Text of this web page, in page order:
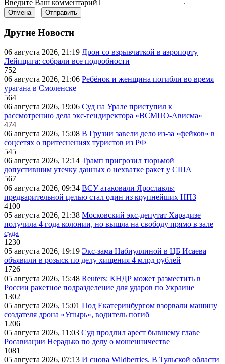
Введите Ваш комментарий
Отмена Отправить
Другие Новости
06 августа 2026, 21:19 Дрон со взрывчаткой в аэропорту
Лейпцига: собрали все подробности
752
06 августа 2026, 21:06 Ребёнок и женщина погибли во время
урагана в Смоленске
564
06 августа 2026, 19:06 Суд на Урале приступил к
рассмотрению дела экс-гендиректора «ВСМПО-Ависма»
474
06 августа 2026, 15:08 В Грузии завели дело из-за «фейков» в
соцсетях о притеснениях туристов из РФ
545
06 августа 2026, 12:14 Трамп пригрозил тюрьмой
допустившим утечку данных о нехватке ракет у США
567
06 августа 2026, 09:34 ВСУ атаковали Ярославль:
предварительной целью стал один из крупнейших НПЗ
4100
05 августа 2026, 21:38 Московский экс-депутат Харадизе
получила 4 года колонии, но вышла на свободу прямо в зале
суда
1230
05 августа 2026, 19:19 Экс-зама Набиуллиной в ЦБ Исаева
объявили в розыск по делу хищения 4 млрд рублей
1726
05 августа 2026, 15:48 Reuters: КНДР может разместить в
России ракетное подразделение для ударов по Украине
1302
05 августа 2026, 15:01 Под Екатеринбургом взорвали машину
создателя дрона «Упырь», водитель погиб
1206
05 августа 2026, 11:03 Суд продлил арест бывшему главе
Росавиации Нерадько по делу о мошенничестве
1081
05 августа 2026, 07:13 И снова Wildberries. В Тульской области